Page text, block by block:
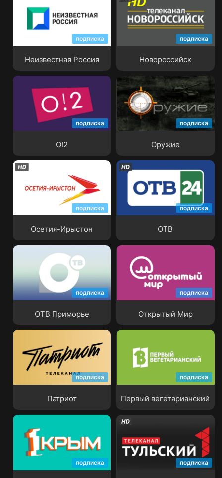
подписка
Неизвестная Россия
Неизвестная Россия
подписка
Новороссийск
подписка
О!2
подписка
Оружие
Оружие
подписка
Осетия-Ирыстон
подписка
ОТВ
ОТВ
подписка
ОТВ Приморье
ОТВ Приморье
подписка
Открытый Мир
подписка
Патриот
подписка
Первый вегетарианский
Первый вегетарианский
подписка
Первый Крымский подписка